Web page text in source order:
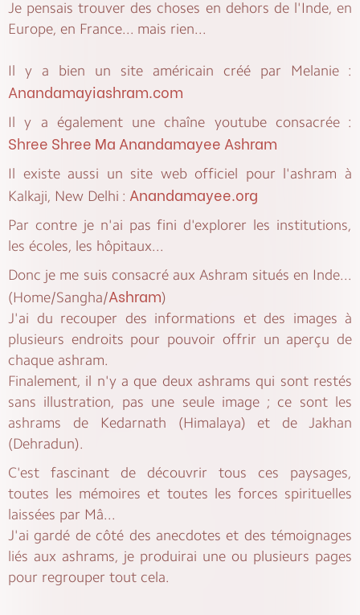
Je pensais trouver des choses en dehors de l'Inde, en
Europe, en France... mais rien...
Il y a bien un site américain créé par Melanie :
Anandamayiashram.com
Il y a également une chaîne youtube consacrée :
Shree Shree Ma Anandamayee Ashram
Il existe aussi un site web officiel pour l'ashram à
Kalkaji, New Delhi : Anandamayee.org
Par contre je n'ai pas fini d'explorer les institutions,
les écoles, les hôpitaux...
Donc je me suis consacré aux Ashram situés en Inde...
(Home/Sangha/Ashram)
J'ai du recouper des informations et des images à
plusieurs endroits pour pouvoir offrir un aperçu de
chaque ashram.
Finalement, il n'y a que deux ashrams qui sont restés
sans illustration, pas une seule image ; ce sont les
ashrams de Kedarnath (Himalaya) et de Jakhan
(Dehradun).
C'est fascinant de découvrir tous ces paysages,
toutes les mémoires et toutes les forces spirituelles
laissées par Mâ...
J'ai gardé de côté des anecdotes et des témoignages
liés aux ashrams, je produirai une ou plusieurs pages
pour regrouper tout cela.